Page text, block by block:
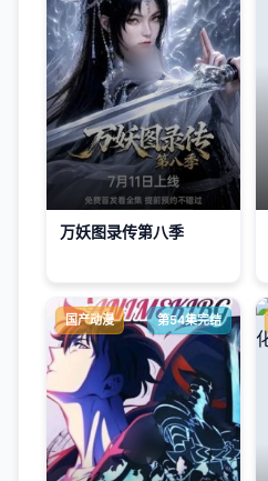
万妖图录传第八季
国产动漫 第54集完结